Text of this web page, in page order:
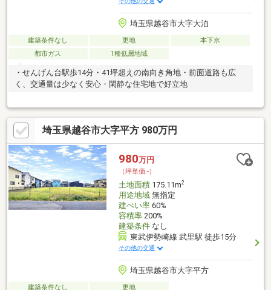
埼玉県越谷市大字大泊
建築条件なし 更地
本下水
都市ガス
1種低層地域
・せんげん台駅歩14分・41坪超えの南向き角地・前面道路も広
く、交通量は少なく安心・閑静な住宅地で好立地
埼玉県越谷市大字平方 980万円
980万円
（坪単価:-）
土地面積175.11m2
用途地域無指定
建ぺい率60%
容積率200%
建築条件なし
東武伊勢崎線 武里駅 徒歩15分
その他の交通
埼玉県越谷市大字平方
建築条件なし 更地